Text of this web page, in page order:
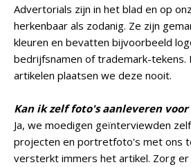
Advertorials zijn in het blad en op
herkenbaar als zodanig. Ze zijn
kleuren en bevatten bijvoorbeeld
bedrijfsnamen of trademark-tekens.
artikelen plaatsen we deze nooit.
Kan ik zelf foto's aanleveren
Ja, we moedigen geïnterviewden
projecten en portretfoto's met ons
versterkt immers het artikel. Zorg